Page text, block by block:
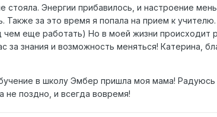
стояла. Энергии прибавилось, и настроение
Также за это время я попала на прием к
чем еще работать) Но в моей жизни происходит
за знания и возможность меняться! Катерина,
в школу Эмбер пришла моя мама! Радуюсь
не поздно, и всегда вовремя!